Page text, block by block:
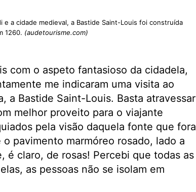
a cidade medieval, a Bastide Saint-Louis foi construída
1260. (audetourisme.com)
com o aspeto fantasioso da cidadela,
me indicaram uma visita ao
a Bastide Saint-Louis. Basta atravessar
melhor proveito para o viajante
pela visão daquela fonte que fora
pavimento marmóreo rosado, lado a
é claro, de rosas! Percebi que todas as
as pessoas não se isolam em